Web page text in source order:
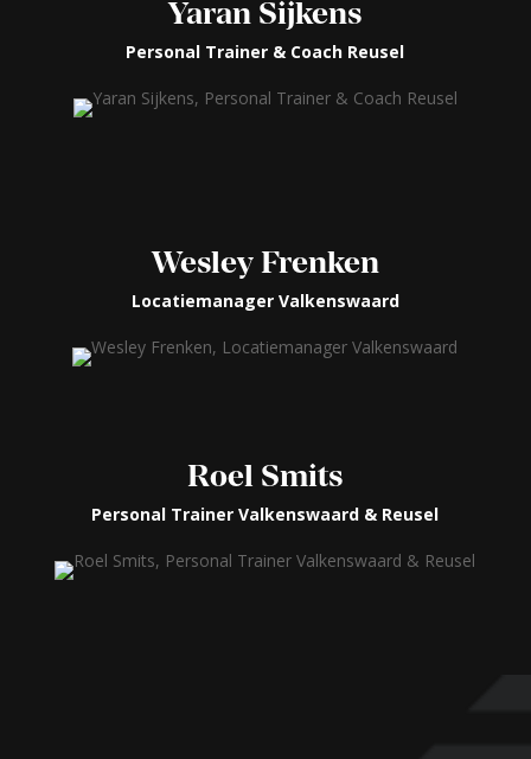
Yaran Sijkens
Personal Trainer & Coach Reusel
Wesley Frenken
Locatiemanager Valkenswaard
Roel Smits
Personal Trainer Valkenswaard & Reusel